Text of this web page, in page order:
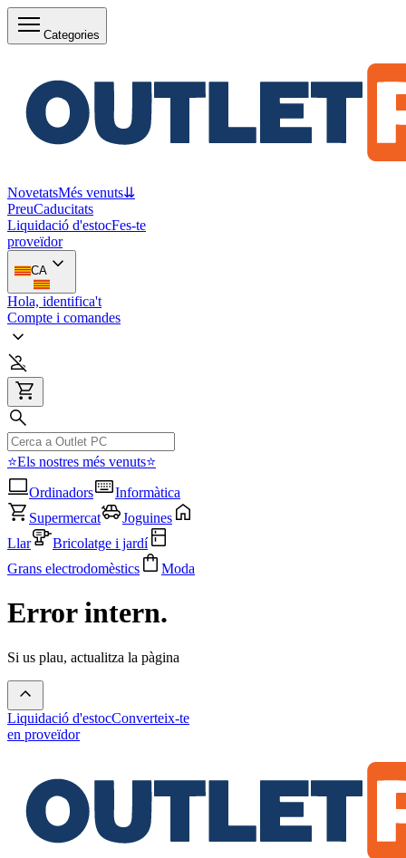
Categories
NovetatsMés venuts⇊
PreuCaducitats
Liquidació d'estocFes-te
proveïdor
CA
Hola, identifica't
Compte i comandes
⭐Els nostres més venuts⭐
Ordinadors
Informàtica
Supermercat
Joguines
Llar
Bricolatge i jardí
Grans electrodomèstics
Moda
Error intern.
Si us plau, actualitza la pàgina
Liquidació d'estocConverteix-te
en proveïdor